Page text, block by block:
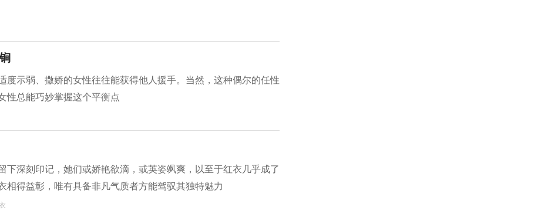
度示弱、撒娇的女性往往能获得他人援手。当然，这种偶尔的任性
性总能巧妙掌握这个平衡点
下深刻印记，她们或娇艳欲滴，或英姿飒爽，以至于红衣几乎成了
相得益彰，唯有具备非凡气质者方能驾驭其独特魅力